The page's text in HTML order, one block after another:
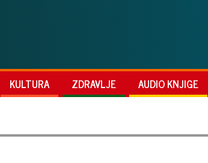
KULTURA ZDRAVLJE AUDIO KNJIGE